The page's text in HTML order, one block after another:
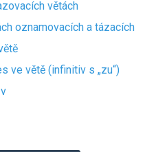
větách
oznamovacích a tázacích
ve větě (infinitiv s „zu“)